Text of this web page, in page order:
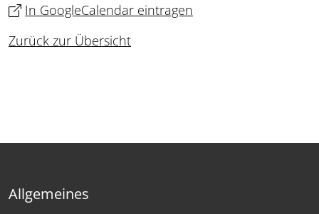
In GoogleCalendar eintragen
Zurück zur Übersicht
Allgemeines